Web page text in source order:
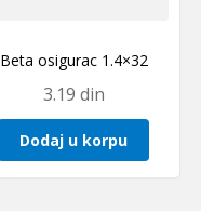
Beta osigurac 1.4×32
3.19 din
Dodaj u korpu